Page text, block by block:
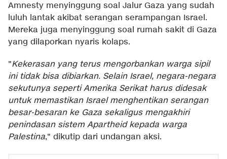
Amnesty menyinggung soal Jalur Gaza yang sudah
luluh lantak akibat serangan serampangan Israel.
Mereka juga menyinggung soal rumah sakit di Gaza
yang dilaporkan nyaris kolaps.
"Kekerasan yang terus mengorbankan warga sipil
ini tidak bisa dibiarkan. Selain Israel, negara-negara
sekutunya seperti Amerika Serikat harus didesak
untuk memastikan Israel menghentikan serangan
besar-besaran ke Gaza sekaligus mengakhiri
penindasan sistem Apartheid kepada warga
Palestina," dikutip dari undangan aksi.